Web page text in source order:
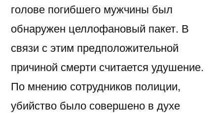
голове погибшего мужчины был
обнаружен целлофановый пакет. В
связи с этим предположительной
причиной смерти считается удушение.
По мнению сотрудников полиции,
убийство было совершено в духе